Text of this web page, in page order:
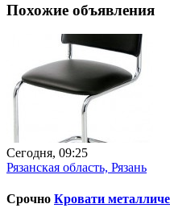
Похожие объявления
Сегодня, 09:25
Рязанская область, Рязань
Срочно Кровати